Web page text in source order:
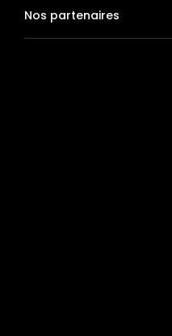
Nos partenaires